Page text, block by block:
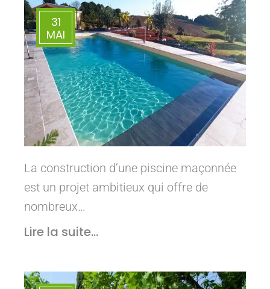
31
MAI
La construction d’une piscine maçonnée
est un projet ambitieux qui offre de
nombreux…
Lire la suite...